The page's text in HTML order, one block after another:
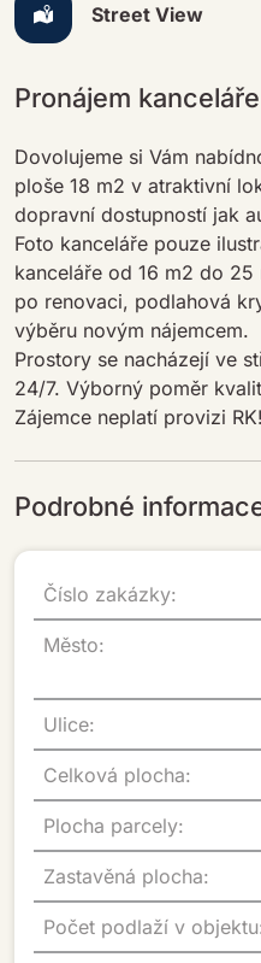
Street View
Pronájem
Dovolujeme si Vám
ploše 18 m2 v atraktivní
dopravní dostupností jak
Foto kanceláře pouze
kanceláře od 16 m2 do
po renovaci, podlahová
výběru novým nájemcem.
Prostory se nacházejí ve
24/7. Výborný poměr
Zájemce neplatí provizi RK!
Podrobné
Číslo zakázky:
Město:
Ulice:
Celková plocha:
Plocha parcely:
Zastavěná plocha:
Počet podlaží v objektu: